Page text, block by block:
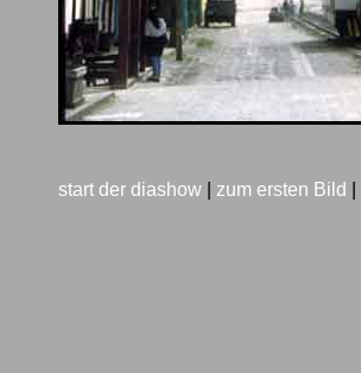
start der diashow zum ersten Bild